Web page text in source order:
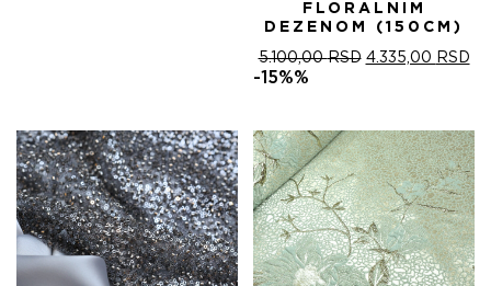
FLORALNIM
DEZENOM (150CM)
5.100,00RSD ОРИГИНАЛНА
5.100,00 RSD.
4.335,00 RSD
-15%%